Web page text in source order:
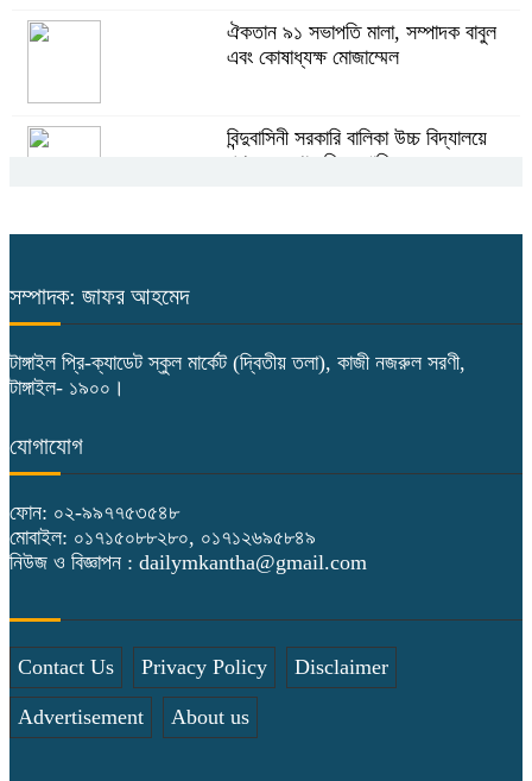
ভিত্তিপ্রস্তর স্থাপন
দুই কিশোর নিহত
কারাদণ্ড
ঐকতান ৯১ সভাপতি মালা, সম্পাদক বাবুল
এবং কোষাধ্যক্ষ মোজাম্মেল
বিন্দুবাসিনী সরকারি বালিকা উচ্চ বিদ্যালয়ে
গণঅভ্যুত্থান দিবস পালিত
বিদেশে তাঁতের মার্কেট তৈরি করে রপ্তানী
করার পরিকল্পনা রয়েছে-বস্ত্র ও পাট
উদ্ধার
কালিহাতীতে ১৩ লাখ টাকার নিষিদ্ধ জাল
কালিহাতীতে মাদকের বিরুদ্ধে কঠোর
অবস্থানের ঘোষণা-প্রতিমন্ত্রী টুকুর
সম্পাদক: জাফর আহমেদ
টাঙ্গাইল প্রি-ক্যাডেট স্কুল মার্কেট (দ্বিতীয় তলা), কাজী নজরুল সরণী,
টাঙ্গাইল- ১৯০০।
যোগাযোগ
ফোন: ০২-৯৯৭৭৫৩৫৪৮
মোবাইল: ০১৭১৫০৮৮২৮০, ০১৭১২৬৯৫৮৪৯
নিউজ ও বিজ্ঞাপন : dailymkantha@gmail.com
Contact Us Privacy Policy Disclaimer
Advertisement About us